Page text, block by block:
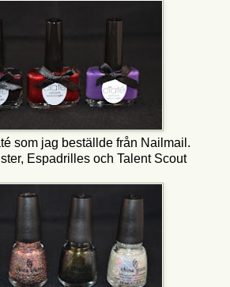
som jag beställde från Nailmail.
Espadrilles och Talent Scout